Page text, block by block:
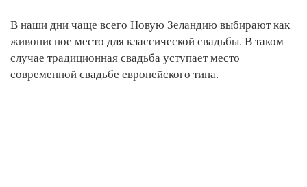
В наши дни чаще всего Новую Зеландию выбирают как
живописное место для классической свадьбы. В таком
случае традиционная свадьба уступает место
современной свадьбе европейского типа.